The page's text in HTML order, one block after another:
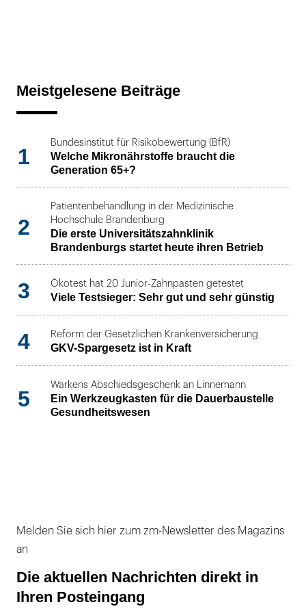
Meistgelesene Beiträge
1
Bundesinstitut für Risikobewertung (BfR)
Welche Mikronährstoffe braucht die
Generation 65+?
2
Patientenbehandlung in der Medizinische
Hochschule Brandenburg
Die erste Universitätszahnklinik
Brandenburgs startet heute ihren Betrieb
3 Ökotest hat 20 Junior-Zahnpasten getestet
Viele Testsieger: Sehr gut und sehr günstig
4 Reform der Gesetzlichen Krankenversicherung
GKV-Spargesetz ist in Kraft
5
Warkens Abschiedsgeschenk an Linnemann
Ein Werkzeugkasten für die Dauerbaustelle
Gesundheitswesen
Melden Sie sich hier zum zm-Newsletter des Magazins
an
Die aktuellen Nachrichten direkt in
Ihren Posteingang